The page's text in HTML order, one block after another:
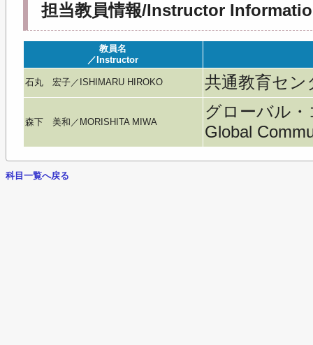
担当教員情報/Instructor
教員名
／Instructor
石丸 宏子／ISHIMARU HIROKO 共通教育セン
森下 美和／MORISHITA MIWA
グローバル
Global
科目一覧へ戻る